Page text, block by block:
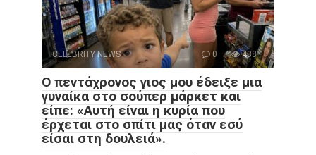
CELEBRITY NEWS 0 438
Ο πεντάχρονος γιος μου έδειξε μια
γυναίκα στο σούπερ μάρκετ και
είπε: «Αυτή είναι η κυρία που
έρχεται στο σπίτι μας όταν εσύ
είσαι στη δουλειά».